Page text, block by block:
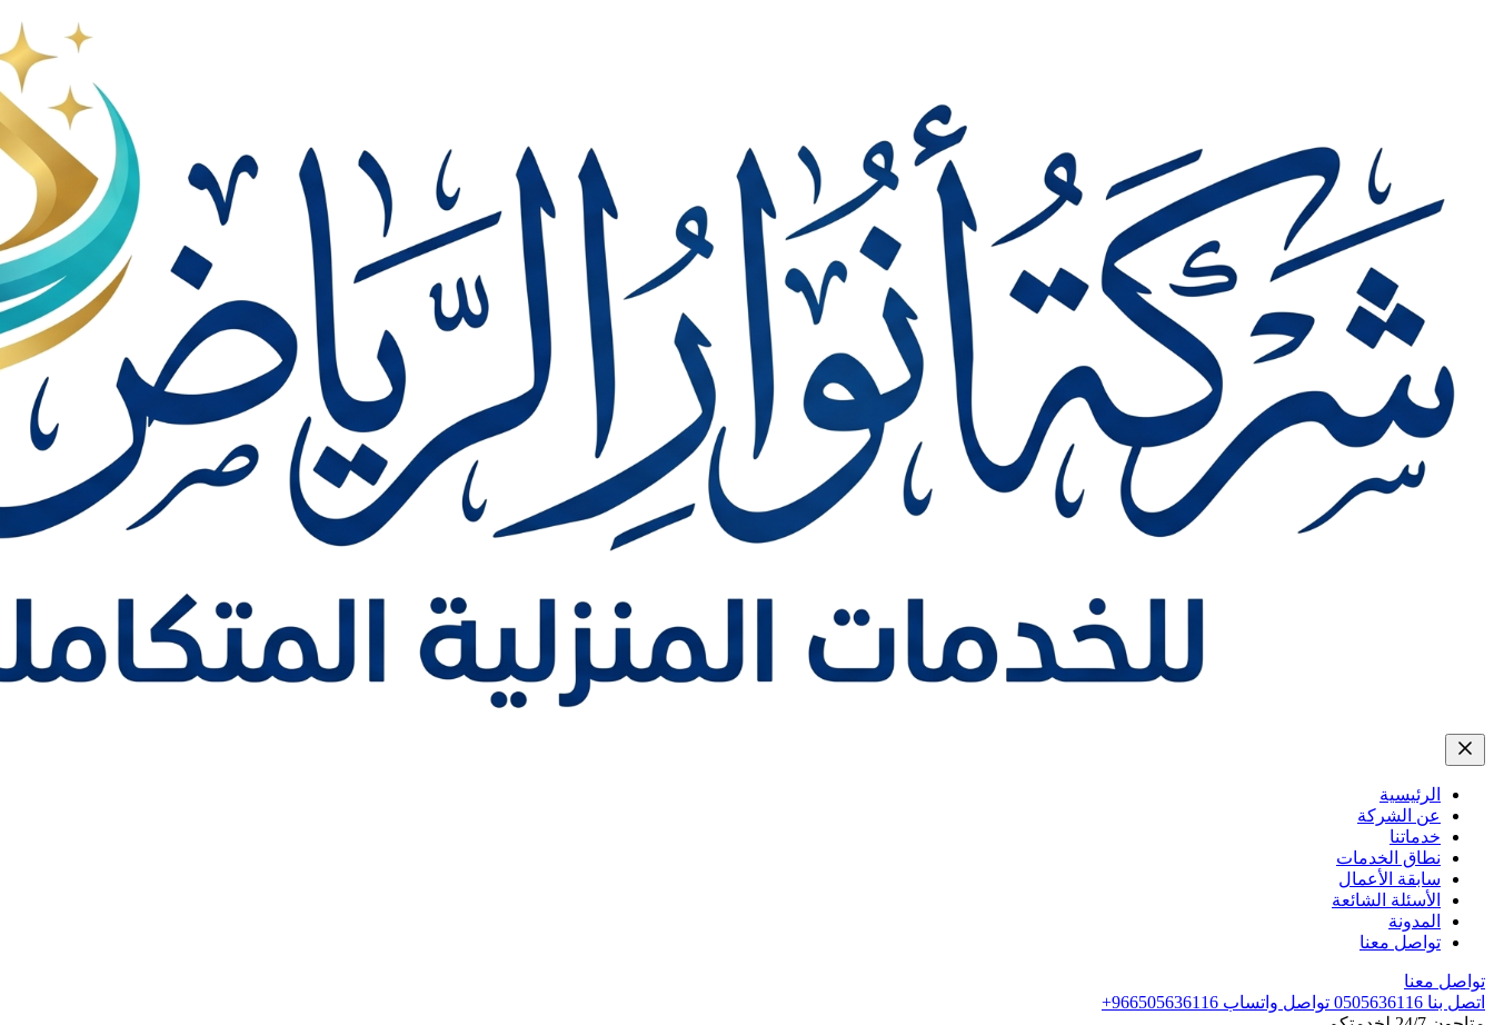
الرئيسية
عن الشركة
خدماتنا
نطاق الخدمات
سابقة الأعمال
الأسئلة الشائعة
المدونة
تواصل معنا
تواصل معنا
اتصل بنا 0505636116 تواصل واتساب +966505636116